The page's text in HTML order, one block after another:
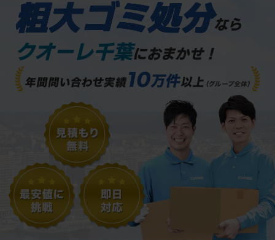
粗大ゴミ処分なら
クオーレ千葉におまかせ！